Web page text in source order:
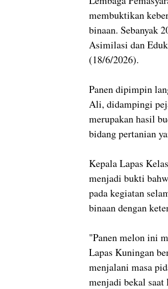
membuktikan
binaan. Sebanyak
Asimilasi dan
(18/6/2026).
Panen dipimpin
Ali, didampingi
merupakan hasil
bidang pertanian
Kepala Lapas
menjadi bukti
pada kegiatan
binaan dengan
"Panen melon ini
Lapas Kuningan
menjalani masa
menjadi bekal